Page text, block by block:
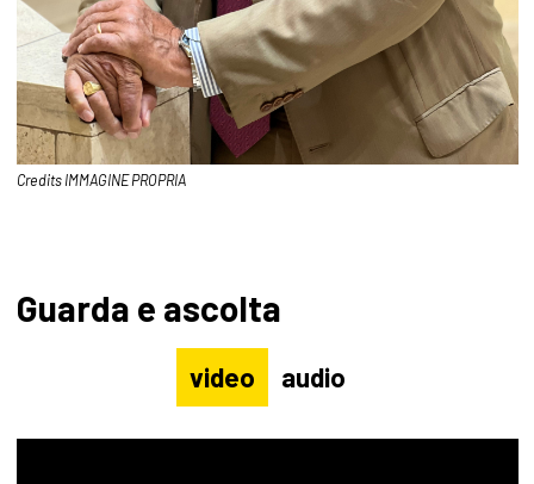
Credits IMMAGINE PROPRIA
Guarda e ascolta
video audio